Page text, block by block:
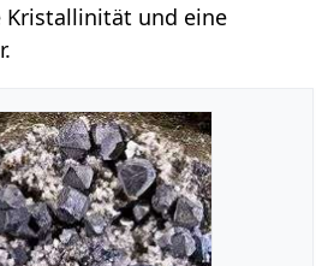
und eine